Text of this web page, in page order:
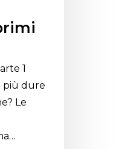
1
più dure
Le